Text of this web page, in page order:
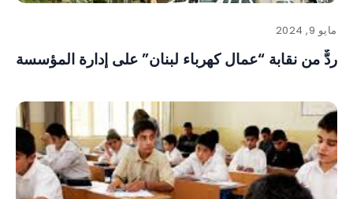
مايو 9, 2024
ردٌّ من نقابة “عمال كهرباء لبنان” على إدارة المؤسسة